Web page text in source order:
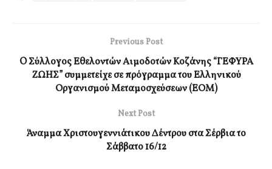
Previous Post
O Σύλλογος Εθελοντών Αιμοδοτών Κοζάνης “ΓΕΦΥΡΑ
ΖΩΗΣ” συμμετείχε σε πρόγραμμα του Ελληνικού
Οργανισμού Μεταμοσχεύσεων (ΕΟΜ)
Next Post
Άναμμα Χριστουγεννιάτικου Δέντρου στα Σέρβια το
Σάββατο 16/12